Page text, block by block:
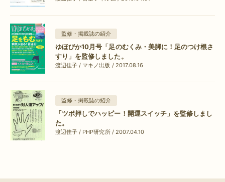
監修・掲載誌の紹介
ゆほびか10月号「足のむくみ・美脚に！足のつけ根さ
すり」を監修しました。
渡辺佳子 / マキノ出版 / 2017.08.16
監修・掲載誌の紹介
「ツボ押しでハッピー！開運スイッチ」を監修しまし
た。
渡辺佳子 / PHP研究所 / 2007.04.10